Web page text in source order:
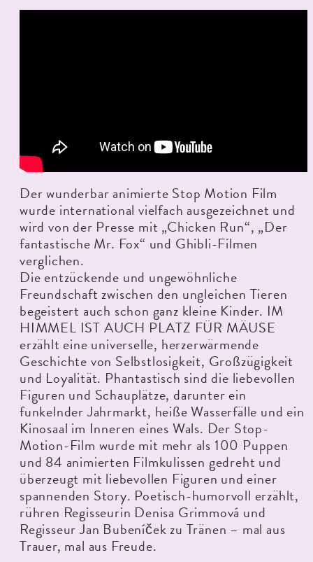
Der wunderbar animierte Stop Motion Film
wurde international vielfach ausgezeichnet und
wird von der Presse mit „Chicken Run“, „Der
fantastische Mr. Fox“ und Ghibli-Filmen
verglichen.
Die entzückende und ungewöhnliche
Freundschaft zwischen den ungleichen Tieren
begeistert auch schon ganz kleine Kinder. IM
HIMMEL IST AUCH PLATZ FÜR MÄUSE
erzählt eine universelle, herzerwärmende
Geschichte von Selbstlosigkeit, Großzügigkeit
und Loyalität. Phantastisch sind die liebevollen
Figuren und Schauplätze, darunter ein
funkelnder Jahrmarkt, heiße Wasserfälle und ein
Kinosaal im Inneren eines Wals. Der Stop-
Motion-Film wurde mit mehr als 100 Puppen
und 84 animierten Filmkulissen gedreht und
überzeugt mit liebevollen Figuren und einer
spannenden Story. Poetisch-humorvoll erzählt,
rühren Regisseurin Denisa Grimmová und
Regisseur Jan Bubeníček zu Tränen – mal aus
Trauer, mal aus Freude.